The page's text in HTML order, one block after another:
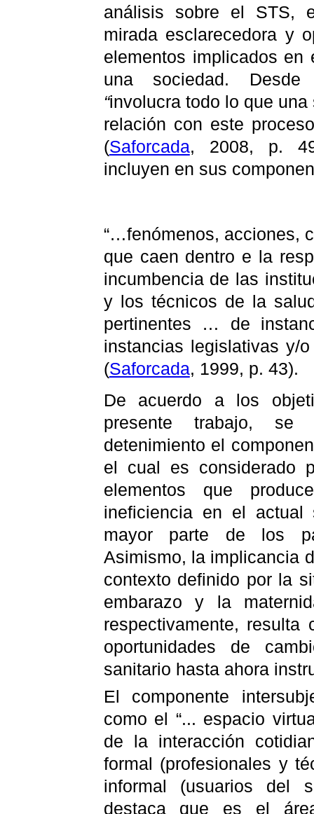
análisis sobre el STS,
mirada esclarecedora y
elementos implicados
una sociedad.
“involucra todo lo que
relación con este
(Saforcada, 2008, p.
incluyen en sus
“…fenómenos, acciones,
que caen dentro e la
incumbencia de las
y los técnicos de la
pertinentes … de
instancias legislativas y/
(Saforcada, 1999, p. 43).
De acuerdo a los
presente trabajo, se
detenimiento el
el
cual es considerado
elementos que
ineficiencia en el
mayor parte de los
Asimismo, la implicancia
contexto definido por la
embarazo y la
respectivamente,
oportunidades de
sanitario hasta ahora
El componente
como el “... espacio
de la interacción
formal (profesionales y
informal (usuarios del
destaca que es el